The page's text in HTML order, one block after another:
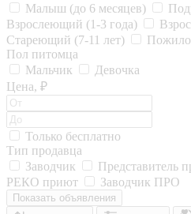
Малыш (до 6 месяцев)
Взрослеющий (1-3 года)
Стареющий (7-11 лет)
Пол питомца
Мальчик
Девочка
Цена, ₽
Только бесплатно
Тип продавца
Заводчик
Представитель
РЕКО приют
Заводчик ПРО
Показать объявления